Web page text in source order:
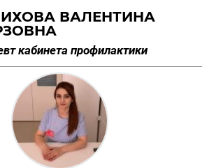
ВАЛЕНТИНА
кабинета профилактики